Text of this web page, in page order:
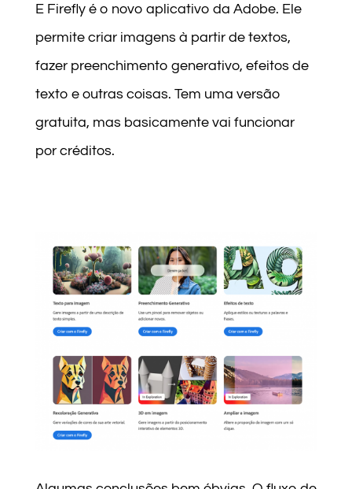
E Firefly é o novo aplicativo da Adobe. Ele
permite criar imagens à partir de textos,
fazer preenchimento generativo, efeitos de
texto e outras coisas. Tem uma versão
gratuita, mas basicamente vai funcionar
por créditos.